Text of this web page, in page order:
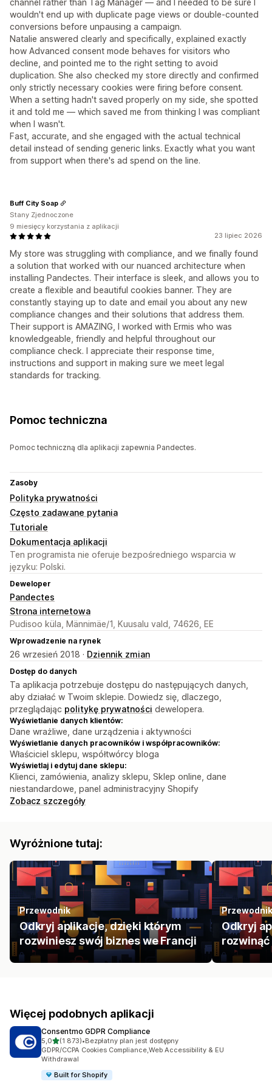
channel rather than Tag Manager — and I needed to be sure I
wouldn't end up with duplicate page views or double-counted
conversions before unpausing a campaign.
Natalie answered clearly and specifically, explained exactly
how Advanced consent mode behaves for visitors who
decline, and pointed me to the right setting to avoid
duplication. She also checked my store directly and confirmed
only strictly necessary cookies were firing before consent.
When a setting hadn't saved properly on my side, she spotted
it and told me — which saved me from thinking I was compliant
when I wasn't.
Fast, accurate, and she engaged with the actual technical
detail instead of sending generic links. Exactly what you want
from support when there's ad spend on the line.
23 lipiec 2026
My store was struggling with compliance, and we finally found
a solution that worked with our nuanced architecture when
installing Pandectes. Their interface is sleek, and allows you to
create a flexible and beautiful cookies banner. They are
constantly staying up to date and email you about any new
compliance changes and their solutions that address them.
Their support is AMAZING, I worked with Ermis who was
knowledgeable, friendly and helpful throughout our
compliance check. I appreciate their response time,
instructions and support in making sure we meet legal
standards for tracking.
Buff City Soap
Stany Zjednoczone
9 miesięcy korzystania z aplikacji
Pomoc techniczna
Pomoc techniczną dla aplikacji zapewnia Pandectes.
Zasoby
Polityka prywatności
Często zadawane pytania
Tutoriale
Dokumentacja aplikacji
Ten programista nie oferuje bezpośredniego wsparcia w
języku: Polski.
Deweloper
Pandectes
Strona internetowa
Pudisoo küla, Männimäe/1, Kuusalu vald, 74626, EE
Wprowadzenie na rynek
26 wrzesień 2018 · Dziennik zmian
Dostęp do danych
Ta aplikacja potrzebuje dostępu do następujących danych,
aby działać w Twoim sklepie. Dowiedz się, dlaczego,
przeglądając politykę prywatności dewelopera.
Wyświetlanie danych klientów:
Dane wrażliwe, dane urządzenia i aktywności
Wyświetlanie danych pracowników i współpracowników:
Właściciel sklepu, współtwórcy bloga
Wyświetlaj i edytuj dane sklepu:
Klienci, zamówienia, analizy sklepu, Sklep online, dane
niestandardowe, panel administracyjny Shopify
Zobacz szczegóły
Wyróżnione tutaj:
Przewodnik
Odkryj aplikacje, dzięki którym
rozwiniesz swój biznes we Francji
Przewodnik
Odkryj
rozwinąć
Więcej podobnych aplikacji
Consentmo GDPR Compliance
5,0na 5 gwiazdek
(1 873)
Łączna liczba recenzji: 1873
•Bezpłatny plan jest dostępny
GDPR/CCPA Cookies Compliance,Web Accessibility & EU
Withdrawal
Built for Shopify